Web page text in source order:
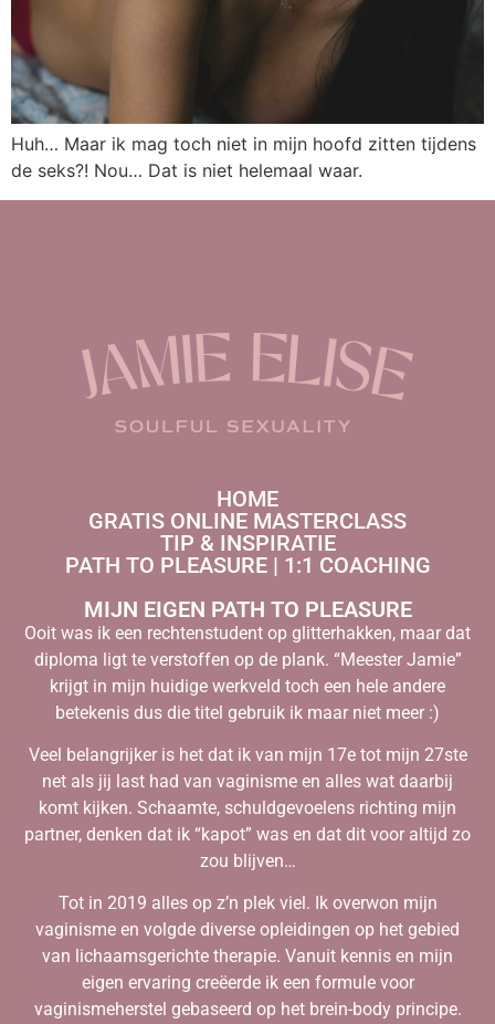
Huh… Maar ik mag toch niet in mijn hoofd zitten tijdens
de seks?! Nou… Dat is niet helemaal waar.
HOME
GRATIS ONLINE MASTERCLASS
TIP & INSPIRATIE
PATH TO PLEASURE | 1:1 COACHING
MIJN EIGEN PATH TO PLEASURE
Ooit was ik een rechtenstudent op glitterhakken, maar dat
diploma ligt te verstoffen op de plank. “Meester Jamie”
krijgt in mijn huidige werkveld toch een hele andere
betekenis dus die titel gebruik ik maar niet meer :)
Veel belangrijker is het dat ik van mijn 17e tot mijn 27ste
net als jij last had van vaginisme en alles wat daarbij
komt kijken. Schaamte, schuldgevoelens richting mijn
partner, denken dat ik “kapot” was en dat dit voor altijd zo
zou blijven…
Tot in 2019 alles op z’n plek viel. Ik overwon mijn
vaginisme en volgde diverse opleidingen op het gebied
van lichaamsgerichte therapie. Vanuit kennis en mijn
eigen ervaring creëerde ik een formule voor
vaginismeherstel gebaseerd op het brein-body principe.